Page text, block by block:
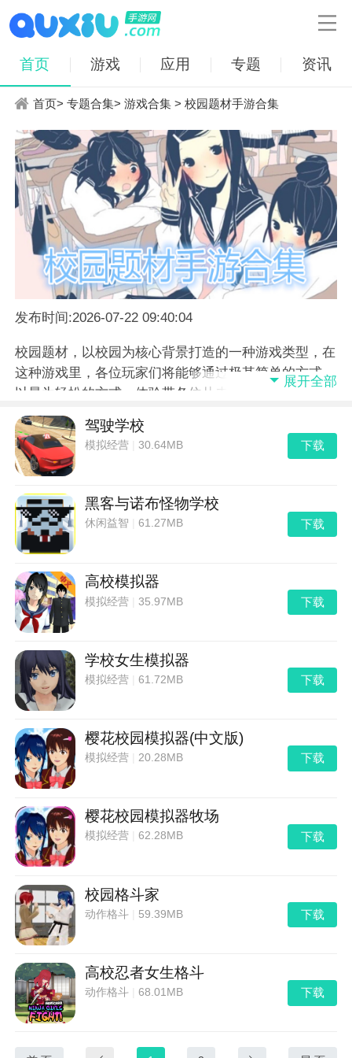

首页 游戏 应用 专题 资讯
首页>专题合集>游戏合集 > 校园题材手游合集
发布时间:2026-07-22 09:40:04
校园题材，以校园为核心背景打造的一种游戏类型，在
这种游戏里，各位玩家们将能够通过极其简单的方式，
以最为轻松的方式，体验带各位从未有过的校园日常生
活或者是校园青春恋爱，非常的棒，感兴趣的朋友们速
来去秀手游网下载它吧！
展开全部
驾驶学校
模拟经营 |30.64MB 下载
黑客与诺布怪物学校
休闲益智 |61.27MB 下载
高校模拟器
模拟经营 |35.97MB 下载
学校女生模拟器
模拟经营 |61.72MB 下载
樱花校园模拟器(中文版)
模拟经营 |20.28MB 下载
樱花校园模拟器牧场
模拟经营 |62.28MB 下载
校园格斗家
动作格斗 59.39MB 下载
高校忍者女生格斗
动作格斗 |68.01MB 下载